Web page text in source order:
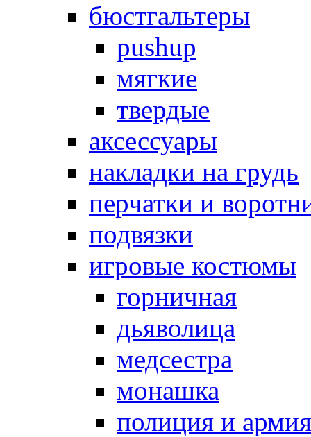
бюстгальтеры
pushup
мягкие
твердые
аксессуары
накладки на грудь
перчатки и
подвязки
игровые костюмы
горничная
дьяволица
медсестра
монашка
полиция и армия